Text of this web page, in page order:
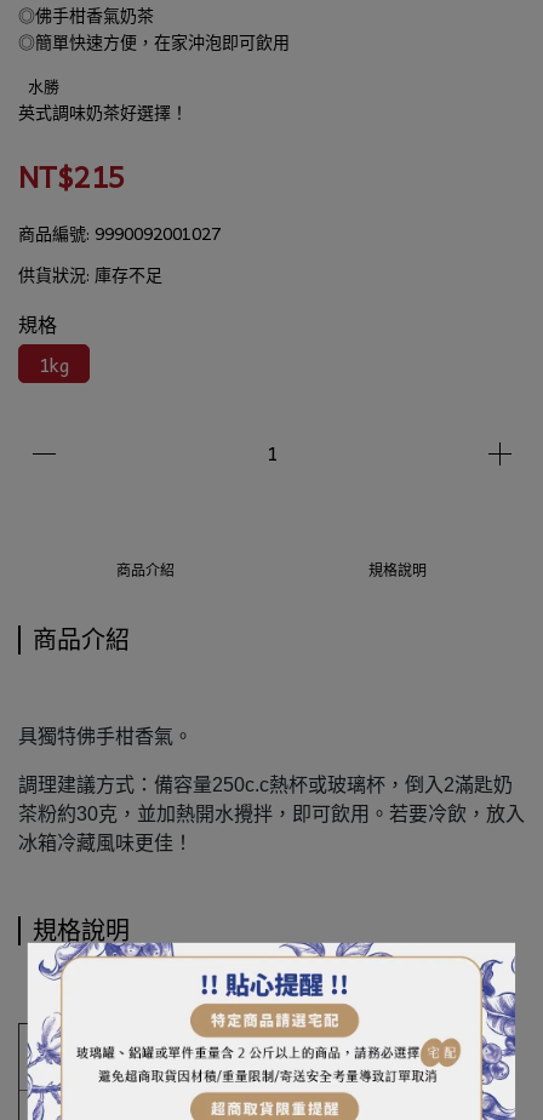
◎佛手柑香氣奶茶
◎簡單快速方便，在家沖泡即可飲用
水勝
英式調味奶茶好選擇！
NT$215
商品編號: 9990092001027
供貨狀況: 庫存不足
規格
1kg
商品介紹 規格說明
商品介紹
具獨特佛手柑香氣。
調理建議方式：備容量250c.c熱杯或玻璃杯，倒入2滿匙奶
茶粉約30克，並加熱開水攪拌，即可飲用。若要冷飲，放入
冰箱冷藏風味更佳！
規格說明
商品名
稱
水勝飛鷹伯爵風味奶茶粉
重